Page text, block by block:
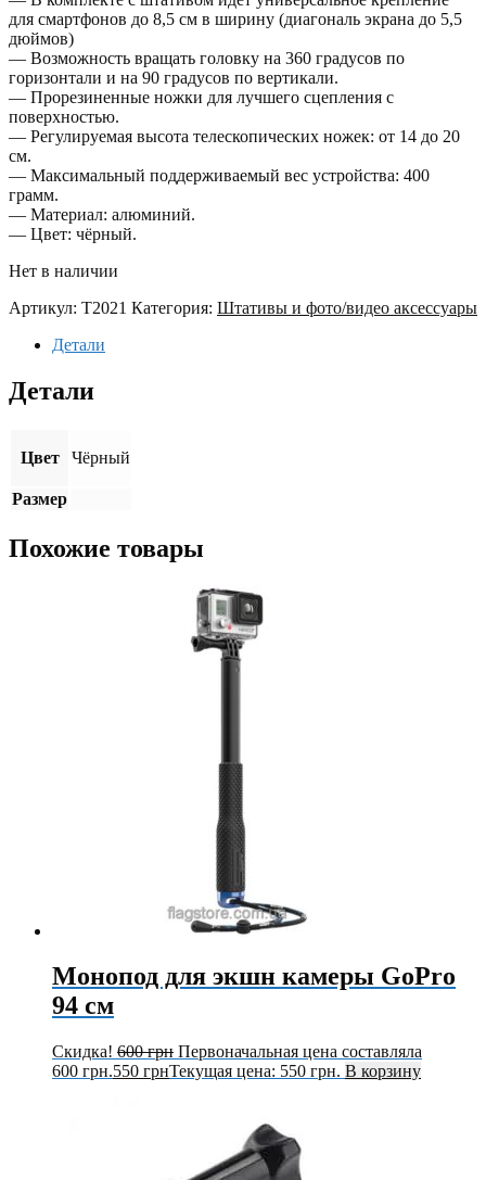
для смартфонов до 8,5 см в ширину (диагональ экрана до 5,5
дюймов)
— Возможность вращать головку на 360 градусов по
горизонтали и на 90 градусов по вертикали.
— Прорезиненные ножки для лучшего сцепления с
поверхностью.
— Регулируемая высота телескопических ножек: от 14 до 20
см.
— Максимальный поддерживаемый вес устройства: 400
грамм.
— Материал: алюминий.
— Цвет: чёрный.
Нет в наличии
Артикул: T2021 Категория: Штативы и фото/видео аксессуары
Детали
Детали
Цвет Чёрный
Размер
Похожие товары
Монопод для экшн камеры GoPro
94 см
Скидка! 600грн Первоначальная цена составляла
600 грн.550 грнТекущая цена: 550 грн. В корзину